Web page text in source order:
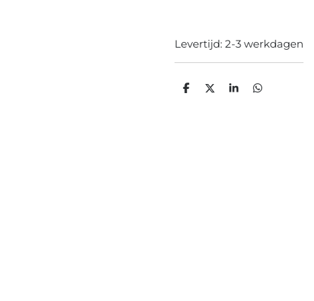
Levertijd: 2-3 werkdagen
D
D
S
D